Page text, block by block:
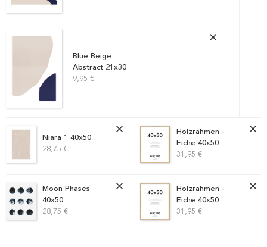
Blue Beige
Abstract 21x30
9,95 €
Holzrahmen -
Eiche 40x50
31,95 €
Niara 1 40x50
28,75 €
Holzrahmen -
Eiche 40x50
31,95 €
Moon Phases
40x50
28,75 €